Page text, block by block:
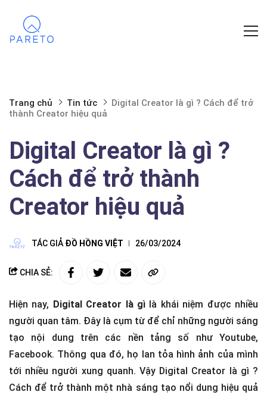
Trang chủ Tin tức
Digital Creator là gì ? Cách để trở
thành Creator hiệu quả
Digital Creator là gì ?
Cách để trở thành
Creator hiệu quả
TÁC GIẢ ĐỒ HỒNG VIỆT 26/03/2024
CHIA SẺ:
Hiện nay, Digital Creator là gì là khái niệm được nhiều
người quan tâm. Đây là cụm từ để chỉ những người sáng
tạo nội dung trên các nền tảng số như Youtube,
Facebook. Thông qua đó, họ lan tỏa hình ảnh của mình
tới nhiều người xung quanh. Vậy Digital Creator là gì ?
Cách để trở thành một nhà sáng tạo nổi dung hiệu quả